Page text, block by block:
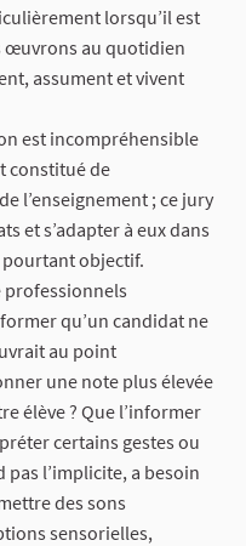
lorsqu’il est
œuvrons au quotidien
assument et vivent
est incompréhensible
constitué de
l’enseignement ; ce jury
et s’adapter à eux dans
objectif.
professionnels
qu’un candidat ne
au point
une note plus élevée
élève ? Que l’informer
certains gestes ou
l’implicite, a besoin
des sons
sensorielles,